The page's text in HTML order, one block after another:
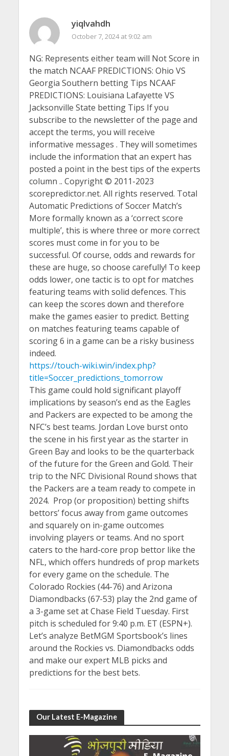
yiqlvahdh
October 7, 2024 at 9:02 am
NG: Represents either team will Not Score in
the match NCAAF PREDICTIONS: Ohio VS
Georgia Southern betting Tips NCAAF
PREDICTIONS: Louisiana Lafayette VS
Jacksonville State betting Tips If you
subscribe to the newsletter of the page and
accept the terms, you will receive
informative messages . They will sometimes
include the information that an expert has
posted a point in the best tips of the experts
column .. Copyright © 2011-2023
scorepredictor.net. All rights reserved. Total
Automatic Predictions of Soccer Match’s
More formally known as a ‘correct score
multiple’, this is where three or more correct
scores must come in for you to be
successful. Of course, odds and rewards for
these are huge, so choose carefully! To keep
odds lower, one tactic is to opt for matches
featuring teams with solid defences. This
can keep the scores down and therefore
make the games easier to predict. Betting
on matches featuring teams capable of
scoring 6 in a game can be a risky business
indeed.
https://touch-wiki.win/index.php?
title=Soccer_predictions_tomorrow
This game could hold significant playoff
implications by season’s end as the Eagles
and Packers are expected to be among the
NFC’s best teams. Jordan Love burst onto
the scene in his first year as the starter in
Green Bay and looks to be the quarterback
of the future for the Green and Gold. Their
trip to the NFC Divisional Round shows that
the Packers are a team ready to compete in
2024. Prop (or proposition) betting shifts
bettors’ focus away from game outcomes
and squarely on in-game outcomes
involving players or teams. And no sport
caters to the hard-core prop bettor like the
NFL, which offers hundreds of prop markets
for every game on the schedule. The
Colorado Rockies (44-76) and Arizona
Diamondbacks (67-53) play the 2nd game of
a 3-game set at Chase Field Tuesday. First
pitch is scheduled for 9:40 p.m. ET (ESPN+).
Let’s analyze BetMGM Sportsbook’s lines
around the Rockies vs. Diamondbacks odds
and make our expert MLB picks and
predictions for the best bets.
Our Latest E-Magazine